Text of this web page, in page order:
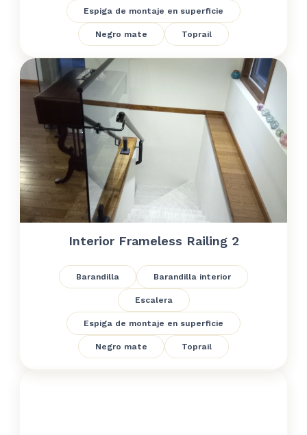
Espiga de montaje en superficie
Negro mate Toprail
Interior Frameless Railing 2
Barandilla Barandilla interior
Escalera
Espiga de montaje en superficie
Negro mate Toprail